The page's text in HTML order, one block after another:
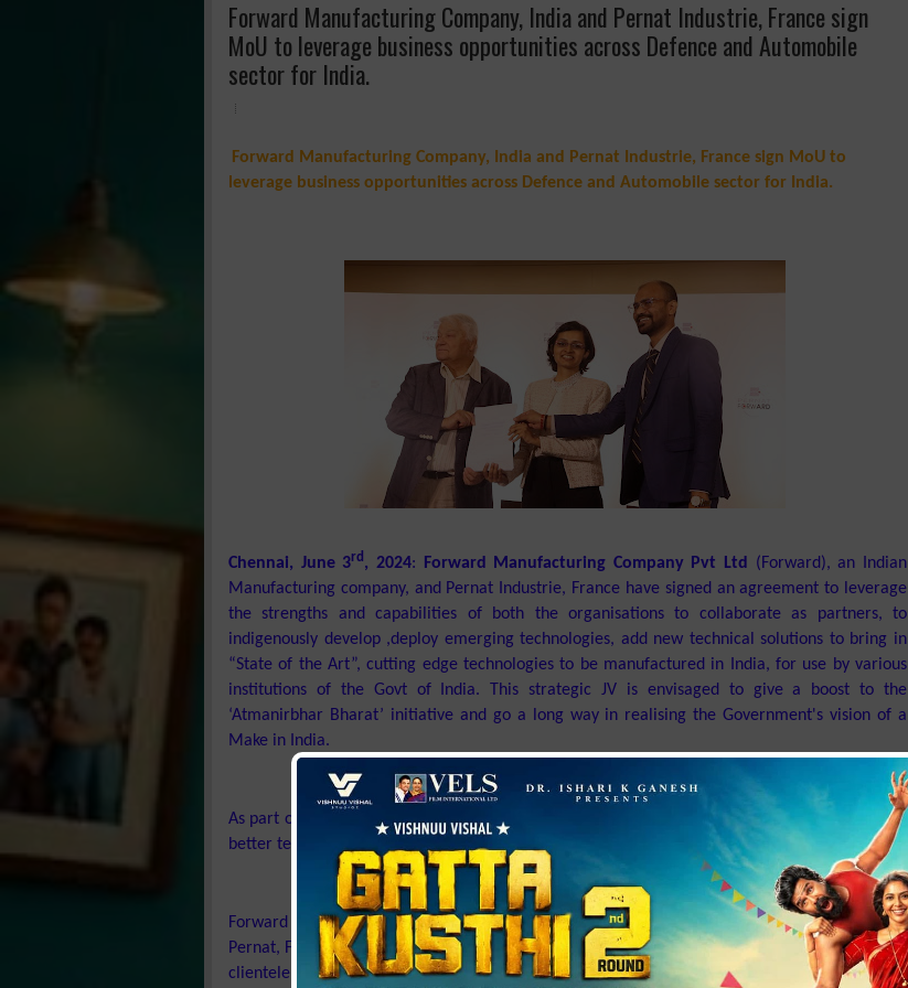
Forward Manufacturing Company, India and Pernat Industrie, France sign
MoU to leverage business opportunities across Defence and Automobile
sector for India.
Forward Manufacturing Company, India and Pernat Industrie, France sign MoU to
leverage business opportunities across Defence and Automobile sector for India.
Chennai, June 3rd , 2024: Forward Manufacturing Company Pvt Ltd (Forward), an Indian
Manufacturing company, and Pernat Industrie, France have signed an agreement to leverage
the strengths and capabilities of both the organisations to collaborate as partners, to
indigenously develop ,deploy emerging technologies, add new technical solutions to bring in
“State of the Art”, cutting edge technologies to be manufactured in India, for use by various
institutions of the Govt of India.
This strategic JV is envisaged to give a boost to the
‘Atmanirbhar Bharat’ initiativeand go a long way in realising theGovernment's vision of a
Make in India.
As part of this
JV, Forward and Pernat would work together in partnership to bring in new and
better technologies for Indian Automobile, Aerospace and Defence Sector.
Forward is India’s leading company specializing in CNC Precision Component Machining while
Pernat, France isa company that has several years of experience and has top companies in its
clientele. Pernat vPernat Industrie, established in 1922 and located in Marignier, France, is a